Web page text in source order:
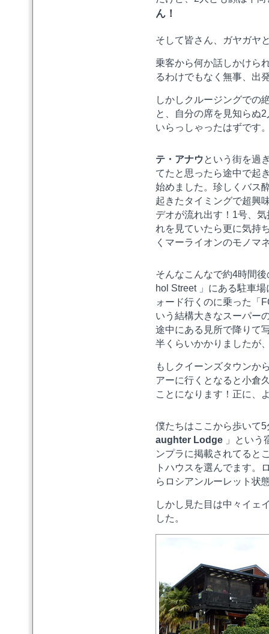
ん！
そして皆さん、ガヤガヤ
乗客から何か話しかけら
るわけでもなく無事、出
しかしクルージングでの
と、自分の席を見知らぬ
いらっしゃったはずです
テ・アナウという街を過
てたと思ったら途中で起
始めました。珍しくバス
起きたタイミングで超興
デオが流れ出す！1号、
れを見ていたら更に気持
くマーライオンのモノマ
そんなこんなで約4時間
hol Street 」にある駐車
ォード行くのに乗った「
いう結構大きなスーパー
途中にある見所で降りて
半くらいかかりましたが
もしクイーンズタウンか
アーに行くとなると小倉
ことになります！正に、
僕たちはここから歩いて
aughter Lodge 」という
ンプラに掲載されてると
トハウスを選んでます。
らロシアンルーレット状
しかし見た目は中々イェ
した。